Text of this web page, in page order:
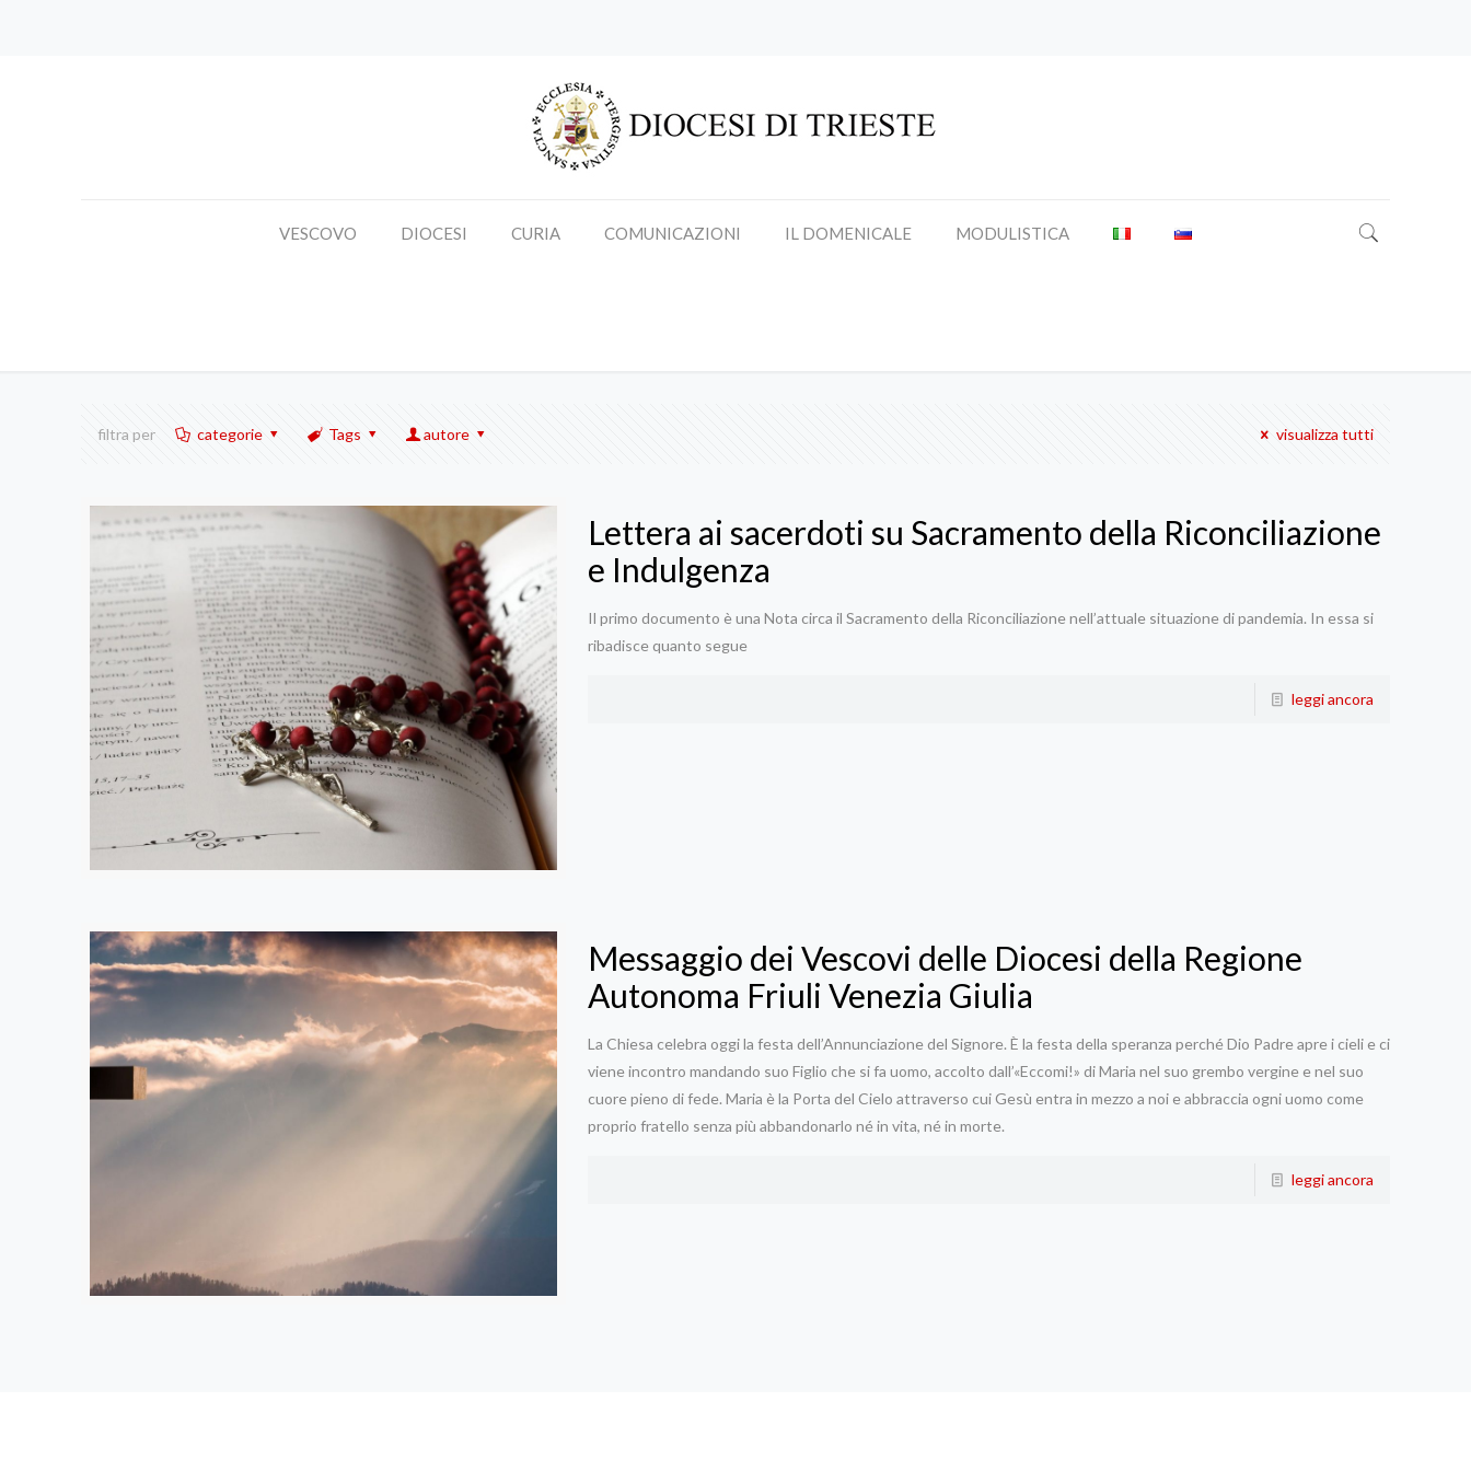
VESCOVO DIOCESI CURIA COMUNICAZIONI IL DOMENICALE MODULISTICA
filtra per categorie Tags autore visualizza tutti
Lettera ai sacerdoti su Sacramento della Riconciliazione
e Indulgenza
Il primo documento è una Nota circa il Sacramento della Riconciliazione nell’attuale situazione di pandemia. In essa si
ribadisce quanto segue
leggi ancora
Messaggio dei Vescovi delle Diocesi della Regione
Autonoma Friuli Venezia Giulia
La Chiesa celebra oggi la festa dell’Annunciazione del Signore. È la festa della speranza perché Dio Padre apre i cieli e ci
viene incontro mandando suo Figlio che si fa uomo, accolto dall’«Eccomi!» di Maria nel suo grembo vergine e nel suo
cuore pieno di fede. Maria è la Porta del Cielo attraverso cui Gesù entra in mezzo a noi e abbraccia ogni uomo come
proprio fratello senza più abbandonarlo né in vita, né in morte.
leggi ancora